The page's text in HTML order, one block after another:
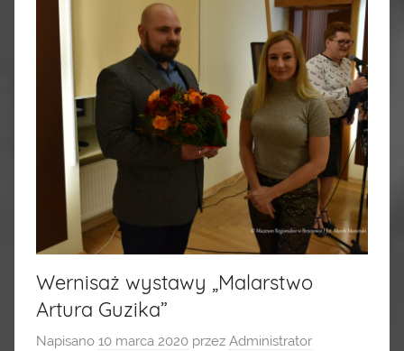
Wernisaż wystawy „Malarstwo
Artura Guzika”
Napisano 10 marca 2020 przez Administrator